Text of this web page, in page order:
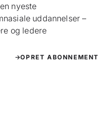
nyeste
uddannelser –
og ledere
OPRET ABONNEMENT